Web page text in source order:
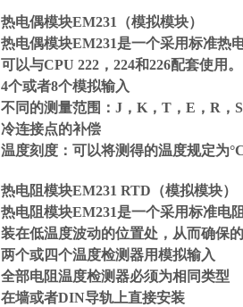
热电偶模块EM231（模拟模块）
热电偶模块EM231是一个采用标准热
可以与CPU 222，224和226配套使用。
4个或者8个模拟输入
不同的测量范围：J，K，T，E，R，
冷连接点的补偿
温度刻度：可以将测得的温度规定为°C
热电阻模块EM231 RTD（模拟模块）
热电阻模块EM231是一个采用标准电
装在低温度波动的位置处，从而确保
两个或四个温度检测器用模拟输入
全部电阻温度检测器必须为相同类型
在墙或者DIN导轨上直接安装